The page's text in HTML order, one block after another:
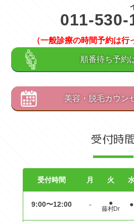
011-530-
（一般診療の時間予約は行
順番待ち予約
美容・脱毛カウン
受付時
受付時間 月 火
9:00〜12:00 - ●
藤村Dr
●